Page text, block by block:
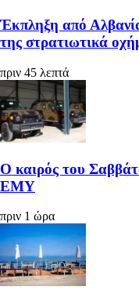
Έκπληξη από
της στρατιωτικά
πριν 45 λεπτά
Ο καιρός του
ΕΜΥ
πριν 1 ώρα